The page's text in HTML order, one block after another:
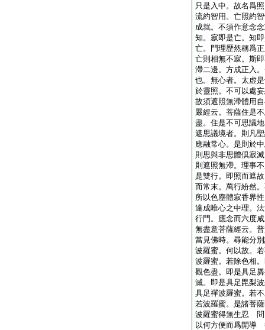
只是入中。故名爲
流約智用。亡照約
成就。不須作意念
知。寂即是亡。知
亡。門理歴然稱爲
亡則相無不寂。斯
滯二邊。方成正入
也。無心者。太虚
於靈照。不可以處
故須遮照無滯體用
嚴經云。菩薩住是
盡。住是不可思議
遮思議境者。則凡
應融常心。是則於
則思與非思體倶寂
則遮照無滯。理事
是雙行。即照而遮
而常末。萬行紛然
所以色塵體寂香界
達成唯心之中理。
行門。應念而六度
無盡意菩薩經云。
當見佛時。尋能分
波羅蜜。何以故。
波羅蜜。若除色相
觀色盡。即是具足
滅。即是具足毘梨
具足禪波羅蜜。若
若波羅蜜。是諸菩
波羅蜜得無生忍 問
以何方便而爲開導